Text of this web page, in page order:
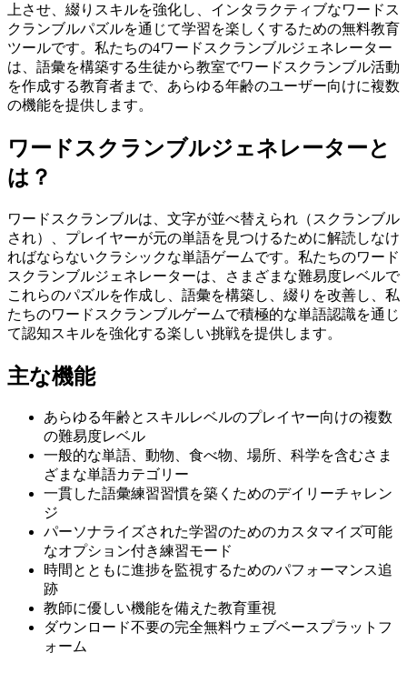
上させ、綴りスキルを強化し、インタラクティブなワードス
クランブルパズルを通じて学習を楽しくするための無料教育
ツールです。私たちの4ワードスクランブルジェネレーター
は、語彙を構築する生徒から教室でワードスクランブル活動
を作成する教育者まで、あらゆる年齢のユーザー向けに複数
の機能を提供します。
ワードスクランブルジェネレーターと
は？
ワードスクランブルは、文字が並べ替えられ（スクランブル
され）、プレイヤーが元の単語を見つけるために解読しなけ
ればならないクラシックな単語ゲームです。私たちのワード
スクランブルジェネレーターは、さまざまな難易度レベルで
これらのパズルを作成し、語彙を構築し、綴りを改善し、私
たちのワードスクランブルゲームで積極的な単語認識を通じ
て認知スキルを強化する楽しい挑戦を提供します。
主な機能
あらゆる年齢とスキルレベルのプレイヤー向けの複数
の難易度レベル
一般的な単語、動物、食べ物、場所、科学を含むさま
ざまな単語カテゴリー
一貫した語彙練習習慣を築くためのデイリーチャレン
ジ
パーソナライズされた学習のためのカスタマイズ可能
なオプション付き練習モード
時間とともに進捗を監視するためのパフォーマンス追
跡
教師に優しい機能を備えた教育重視
ダウンロード不要の完全無料ウェブベースプラットフ
ォーム